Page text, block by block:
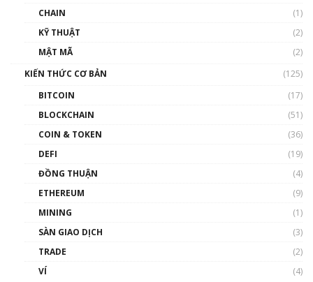
00:43:47
như thể nào?
00:39:31
Phổ cập Blockchain
thống & Crypto qua các cuộc chiến | Phổ cập
CHAIN
(1)
KỸ THUẬT
(2)
MẬT MÃ
(2)
KIẾN THỨC CƠ BẢN
(125)
BITCOIN
(17)
BLOCKCHAIN
(51)
COIN & TOKEN
(36)
DEFI
(19)
ĐỒNG THUẬN
(4)
ETHEREUM
(9)
MINING
(1)
SÀN GIAO DỊCH
(3)
TRADE
(2)
VÍ
(4)